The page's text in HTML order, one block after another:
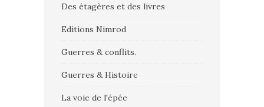
Des étagères et des livres
Editions Nimrod
Guerres & conflits.
Guerres & Histoire
La voie de l'épée